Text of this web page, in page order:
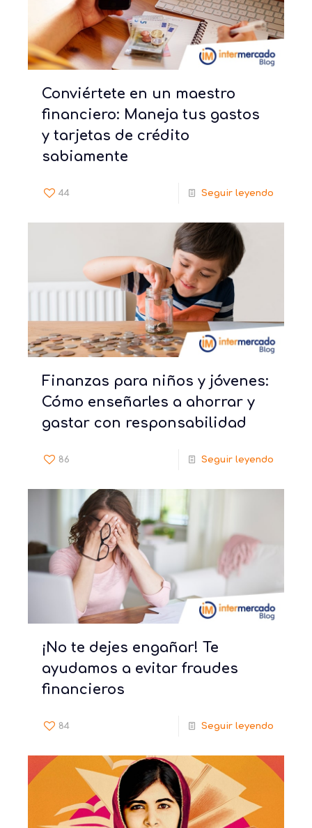
Conviértete en un maestro
financiero: Maneja tus gastos
y tarjetas de crédito
sabiamente
44 Seguir leyendo
Finanzas para niños y jóvenes:
Cómo enseñarles a ahorrar y
gastar con responsabilidad
86 Seguir leyendo
¡No te dejes engañar! Te
ayudamos a evitar fraudes
financieros
84 Seguir leyendo